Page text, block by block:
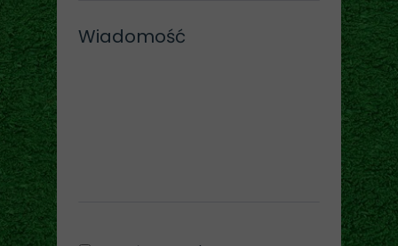
Wiadomość